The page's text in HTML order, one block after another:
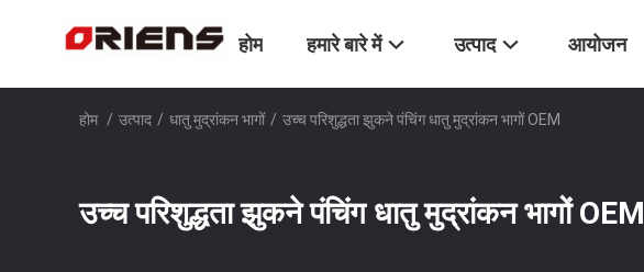
होम हमारे बारे में उत्पाद आयोजन
होम / उत्पाद / धातु मुद्रांकन भागों / उच्च परिशुद्धता झुकने पंचिंग धातु मुद्रांकन भागों OEM
उच्च परिशुद्धता झुकने पंचिंग धातु मुद्रांकन भागों OEM